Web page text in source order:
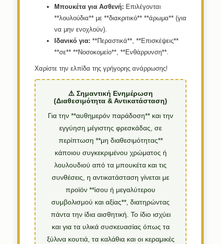
Μπουκέτα για Ασθενή: Επιλέγονται
**λουλούδια** με **διακριτικό** **άρωμα** (για
να μην ενοχλούν).
Ιδανικό για: **Περαστικά**, **Επισκέψεις**
**σε** **Νοσοκομείο**, **Ενθάρρυνση**.
Χαρίστε την ελπίδα της γρήγορης ανάρρωσης!
⚠️ Σημαντική Ενημέρωση
(Διαθεσιμότητα & Αντικατάσταση)
Για την **αυθημερόν παράδοση** και την
εγγύηση μέγιστης φρεσκάδας, σε
περίπτωση **μη διαθεσιμότητας**
κάποιου συγκεκριμένου χρώματος ή
λουλουδιού από τα μπουκέτα και τις
συνθέσεις, η αντικατάσταση γίνεται με
προϊόν **ίσου ή μεγαλύτερου
συμβολισμού και αξίας**, διατηρώντας
πάντα την ίδια αισθητική. Το ίδιο ισχύει
και για τα υλικά συσκευασίας όπως τα
ξύλινα κουτιά, τα καλάθια και οι κεραμικές